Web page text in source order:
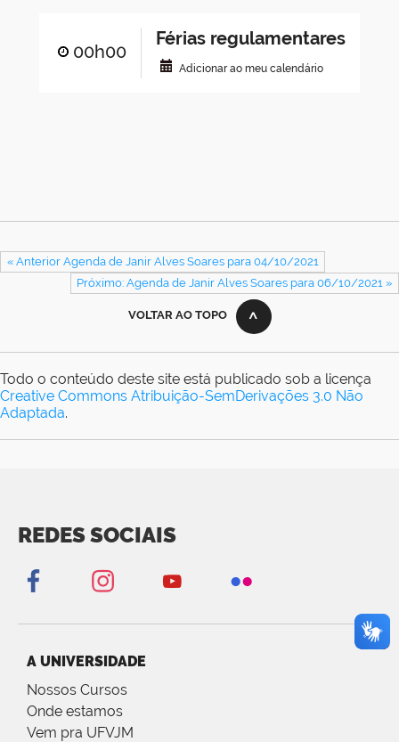
00h00
Férias regulamentares
Adicionar ao meu calendário
« Anterior Agenda de Janir Alves Soares para 04/10/2021
Próximo: Agenda de Janir Alves Soares para 06/10/2021 »
VOLTAR AO TOPO
Todo o conteúdo deste site está publicado sob a licença
Creative Commons Atribuição-SemDerivações 3.0 Não
Adaptada.
REDES SOCIAIS
A UNIVERSIDADE
Nossos Cursos
Onde estamos
Vem pra UFVJM